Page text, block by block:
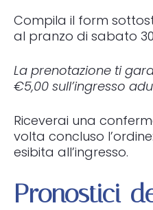
Compila il form
al pranzo di sabato 30
La prenotazione ti
€5,00 sull’ingresso
Riceverai una
volta concluso
esibita all’ingresso.
Pronostici